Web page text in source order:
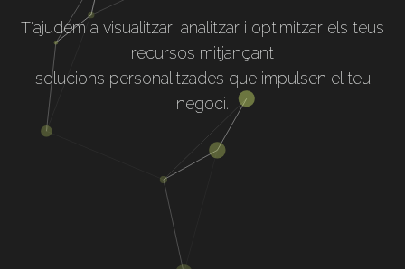
T'ajudem a visualitzar, analitzar i optimitzar els teus
recursos mitjançant
solucions personalitzades que impulsen el teu
negoci.